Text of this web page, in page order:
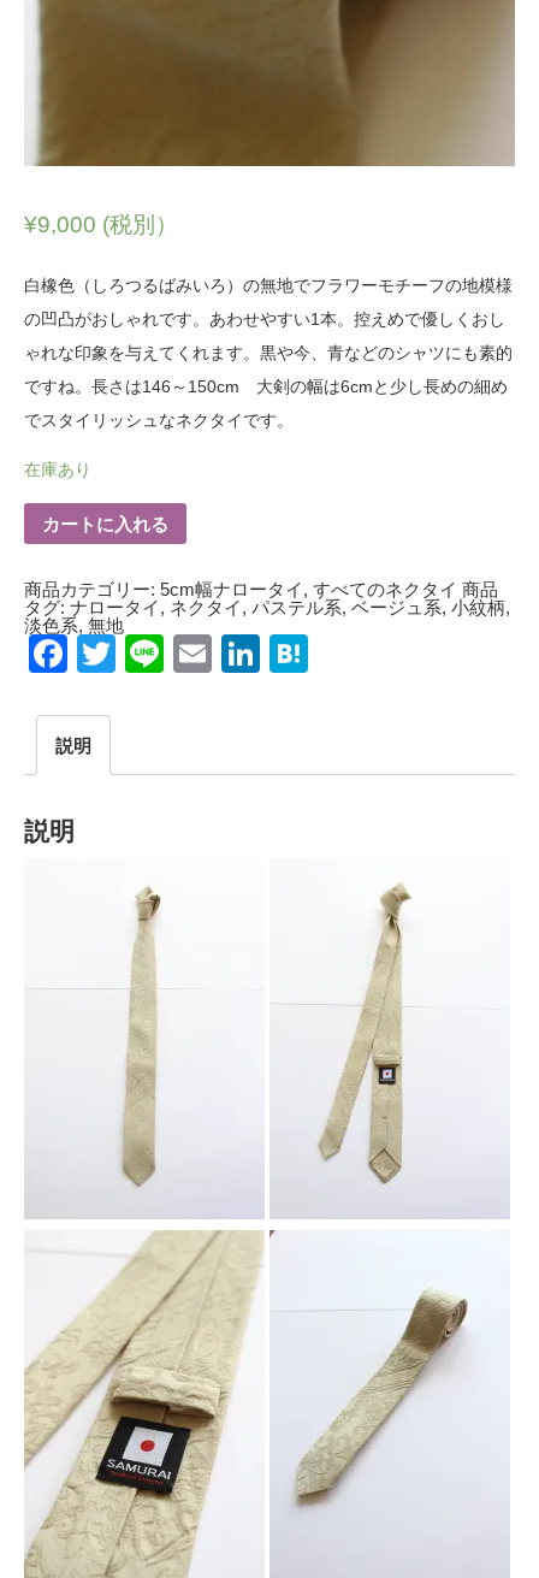
¥9,000 (税別）
白橡色（しろつるばみいろ）の無地でフラワーモチーフの地模様
の凹凸がおしゃれです。あわせやすい1本。控えめで優しくおし
ゃれな印象を与えてくれます。黒や今、青などのシャツにも素的
ですね。長さは146～150cm 大剣の幅は6cmと少し長めの細め
でスタイリッシュなネクタイです。
在庫あり
カートに入れる
商品カテゴリー: 5cm幅ナロータイ, すべてのネクタイ 商品
タグ: ナロータイ, ネクタイ, パステル系, ベージュ系, 小紋柄,
淡色系, 無地
Facebook
Twitter
LineEmailLinkedIn
説明
説明